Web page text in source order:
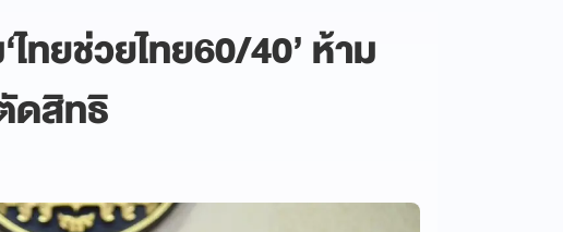
ทยช่วยไทย60/40’ ห้าม
ดสิทธิ